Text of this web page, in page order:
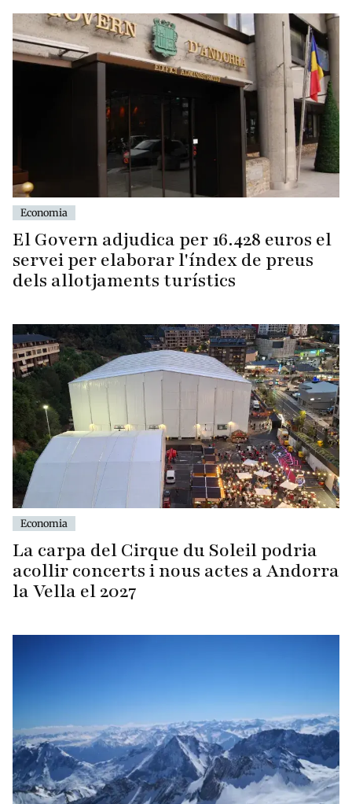
Economia
El Govern adjudica per 16.428 euros el
servei per elaborar l'índex de preus
dels allotjaments turístics
Economia
La carpa del Cirque du Soleil podria
acollir concerts i nous actes a Andorra
la Vella el 2027